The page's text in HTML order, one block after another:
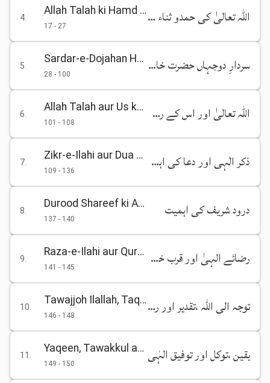
4
Allah Talah ki Hamd o Sana aur Us ka Shukar
17 - 27 اللہ تعالیٰ کی حمدو ثناء اور اس کا شکر
5
Sardar-e-Dojahan Hazrat Khatam-un-Nabiyeen Muhammad Mustafa Sallallahu Alaihi Wasallam
28 - 100 سردارِ دوجہاں حضرت خاتم النبیین محمد مصطفیٰ صلی اللہ علیہ وسلم
6
Allah Talah aur Us ke Rasool se Mohabbat
101 - 108 اللہ تعالیٰ اور اس کے رسولؐ سے محبت
7
Zikr-e-Ilahi aur Dua ki Ahmiyat
109 - 136 ذکر الٰہی اور دعا کی اہمیت
8
Durood Shareef ki Ahmiyat
137 - 140 درود شریف کی اہمیت
9
Raza-e-Ilahi aur Qurb-e-Khudawandi ke Husool ki Koshish
141 - 145 رضائے الہیٰ اور قرب خدا وندی کے حصول کی کوشش
10
Tawajjoh Ilallah, Taqdeer aur Razi bar Raza Rehne ka Mafhoom
146 - 148 توجہ الی اللہ ،تقدیر اور راضی برضا رہنے کا مفہوم
11
Yaqeen, Tawakkul aur Tawfeeq-e-Ilahi
149 - 150 یقین ،توکل اور توفیق الہٰی